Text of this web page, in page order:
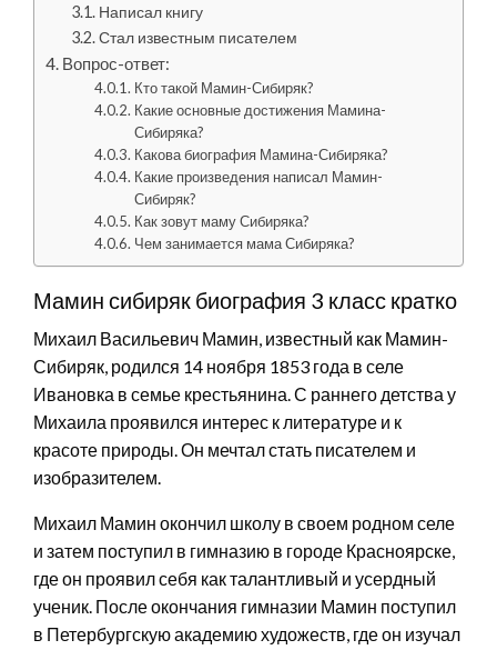
Написал книгу
Стал известным писателем
Вопрос-ответ:
Кто такой Мамин-Сибиряк?
Какие основные достижения Мамина-
Сибиряка?
Какова биография Мамина-Сибиряка?
Какие произведения написал Мамин-
Сибиряк?
Как зовут маму Сибиряка?
Чем занимается мама Сибиряка?
Мамин сибиряк биография 3 класс кратко
Михаил Васильевич Мамин, известный как Мамин-
Сибиряк, родился 14 ноября 1853 года в селе
Ивановка в семье крестьянина. С раннего детства у
Михаила проявился интерес к литературе и к
красоте природы. Он мечтал стать писателем и
изобразителем.
Михаил Мамин окончил школу в своем родном селе
и затем поступил в гимназию в городе Красноярске,
где он проявил себя как талантливый и усердный
ученик. После окончания гимназии Мамин поступил
в Петербургскую академию художеств, где он изучал